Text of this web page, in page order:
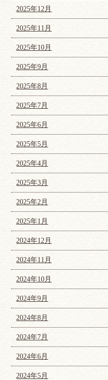
2025年12月
2025年11月
2025年10月
2025年9月
2025年8月
2025年7月
2025年6月
2025年5月
2025年4月
2025年3月
2025年2月
2025年1月
2024年12月
2024年11月
2024年10月
2024年9月
2024年8月
2024年7月
2024年6月
2024年5月